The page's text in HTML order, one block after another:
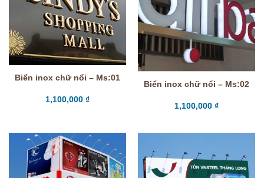
Biển inox chữ nổi – Ms:01
1,100,000 ₫
Biển inox chữ nổi – Ms:02
1,100,000 ₫